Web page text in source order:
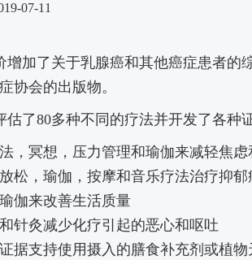
07-11
增加了关于乳腺癌和其他癌症患者的
协会的出版物。
估了80多种不同的疗法并开发了各种证
，冥想，压力管理和瑜伽来减轻焦虑
松，瑜伽，按摩和音乐疗法治疗抑
伽来改善生活质量
针灸减少化疗引起的恶心和呕吐
据支持使用摄入的膳食补充剂或植